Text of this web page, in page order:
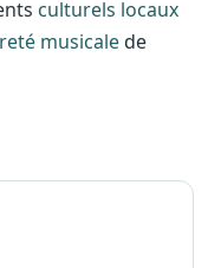
culturels locaux
musicalede